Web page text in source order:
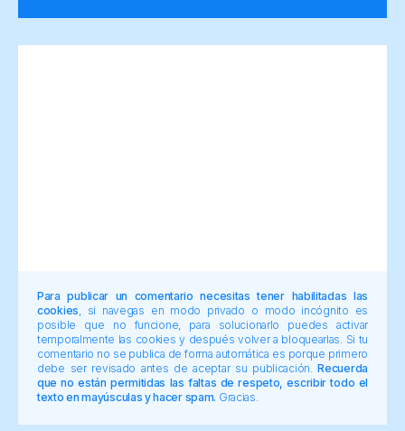
Para publicar un comentario necesitas tener habilitadas las
cookies , si navegas en modo privado o modo incógnito es
posible que no funcione, para solucionarlo puedes activar
temporalmente las cookies y después volver a bloquearlas. Si tu
comentario no se publica de forma automática es porque primero
debe ser revisado antes de aceptar su publicación.Recuerda
que no están permitidas las faltas de respeto, escribir todo el
texto en mayúsculas y hacer spam. Gracias.